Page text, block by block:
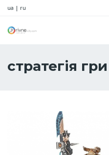
ua | ru
стратегія